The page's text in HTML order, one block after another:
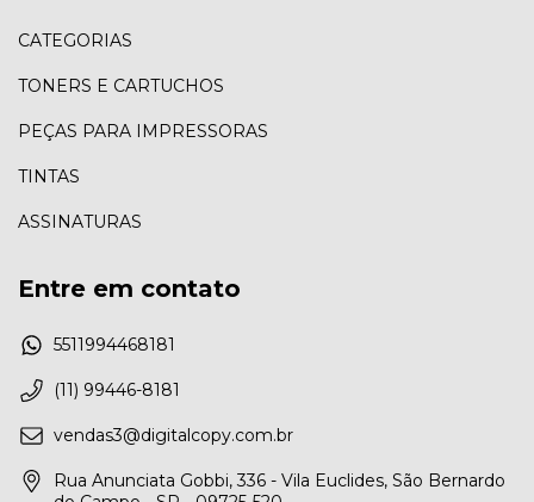
CATEGORIAS
TONERS E CARTUCHOS
PEÇAS PARA IMPRESSORAS
TINTAS
ASSINATURAS
Entre em contato
5511994468181
(11) 99446-8181
vendas3@digitalcopy.com.br
Rua Anunciata Gobbi, 336 - Vila Euclides, São Bernardo